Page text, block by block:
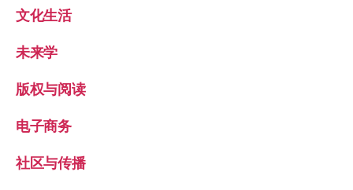
文化生活
未来学
版权与阅读
电子商务
社区与传播